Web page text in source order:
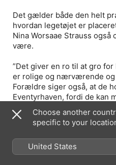
Det gælder både den helt
hvordan legetøjet er
Nina Worsaae Strauss
være.
”Det giver en ro til at gro
er rolige og nærværende og
Forældre siger også, at de
Eventyrhaven, fordi de kan
og børnene kan lide at være
handler om, at omgivelserne
fokuseret på selve
Worsaae Strauss, der selv
kreativ indretning af sit eget
Choose another
specific to your
United States